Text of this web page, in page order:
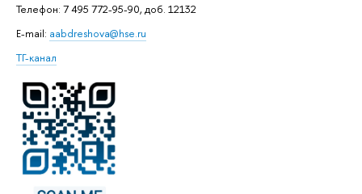
Телефон: 7 495 772-95-90, доб. 12132
E-mail: aabdreshova@hse.ru
ТГ-канал